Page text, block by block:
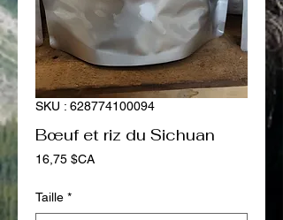
SKU : 628774100094
Bœuf et riz du Sichuan
16,75 $CAPrix
Taille *